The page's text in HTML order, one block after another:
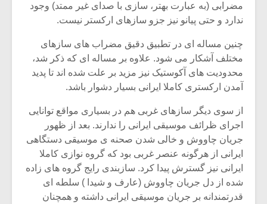
مضرابی (به عبارت بهتر، سازی با صدای غیر ممتد) وجود
ندارد و حتی پیانو نیز جزو سازهای ارکستر نیست.
چنین مساله ای در تطبیق دقیق مضراب های سازهای
مختلف آشکار می شود. علاوه بر مساله ای که ذکر شد،
محدودیت های آکوستیک نیز مزید بر علت شده اند تا پدید
آمدن ارکستری کاملا ایرانی بسیار دشوار باشد.
از سوی دیگر سازهای غربی هم در بسیاری مواقع توانایی
اجرای ظرائف موسیقی ایرانی را ندارند. بعد از ظهور
جریان چاووش و خالی شدن صحنه ی موسیقی دستگاهی
ایرانی از هرگونه عنصر غربی بود که گروه نوازی کاملا
ایرانی نیز گسترش پیدا کرد. سازبندی رایج گروه های زاده
شده از دل جریان چاووش (عارف و شیدا ) سلطه ای
قدرتمندانه بر جریان موسیقی ایرانی داشته و همچنان
یادداشتی بر موسیقی
متن فیلم «متری
شیش و نیم»
دوره
موسیقی